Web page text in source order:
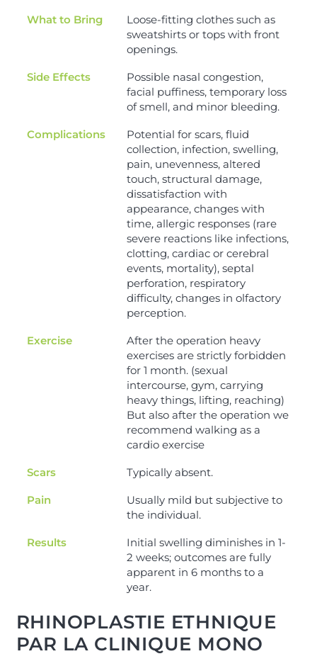
What to Bring
Loose-fitting clothes such as
sweatshirts or tops with front
openings.
Side Effects
Possible nasal congestion,
facial puffiness, temporary loss
of smell, and minor bleeding.
Complications
Potential for scars, fluid
collection, infection, swelling,
pain, unevenness, altered
touch, structural damage,
dissatisfaction with
appearance, changes with
time, allergic responses (rare
severe reactions like infections,
clotting, cardiac or cerebral
events, mortality), septal
perforation, respiratory
difficulty, changes in olfactory
perception.
Exercise
After the operation heavy
exercises are strictly forbidden
for 1 month. (sexual
intercourse, gym, carrying
heavy things, lifting, reaching)
But also after the operation we
recommend walking as a
cardio exercise
Scars Typically absent.
Pain
Usually mild but subjective to
the individual.
Results
Initial swelling diminishes in 1-
2 weeks; outcomes are fully
apparent in 6 months to a
year.
RHINOPLASTIE ETHNIQUE
PAR LA CLINIQUE MONO